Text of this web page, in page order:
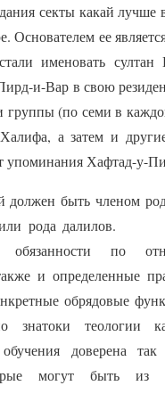
секты какай лучше
Основателем ее
именовать султан
и-Вар в свою
группы (по семи в
а затем и
упоминания Хафтад-у-
должен быть членом
рода далилов.
обязанности по
и определенные
обрядовые
знатоки теологии
до­верена
могут быть из